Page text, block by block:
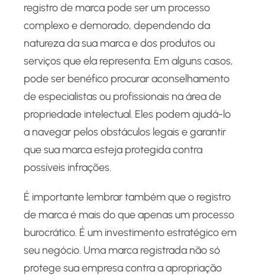
registro de marca pode ser um processo
complexo e demorado, dependendo da
natureza da sua marca e dos produtos ou
serviços que ela representa. Em alguns casos,
pode ser benéfico procurar aconselhamento
de especialistas ou profissionais na área de
propriedade intelectual. Eles podem ajudá-lo
a navegar pelos obstáculos legais e garantir
que sua marca esteja protegida contra
possíveis infrações.
É importante lembrar também que o registro
de marca é mais do que apenas um processo
burocrático. É um investimento estratégico em
seu negócio. Uma marca registrada não só
protege sua empresa contra a apropriação